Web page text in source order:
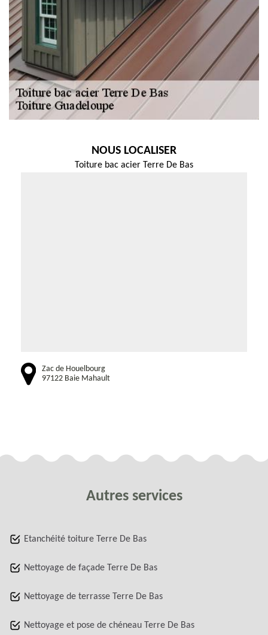
NOUS LOCALISER
Toiture bac acier Terre De Bas
Zac de Houelbourg
97122 Baie Mahault
Autres services
Etanchéité toiture Terre De Bas
Nettoyage de façade Terre De Bas
Nettoyage de terrasse Terre De Bas
Nettoyage et pose de chéneau Terre De Bas